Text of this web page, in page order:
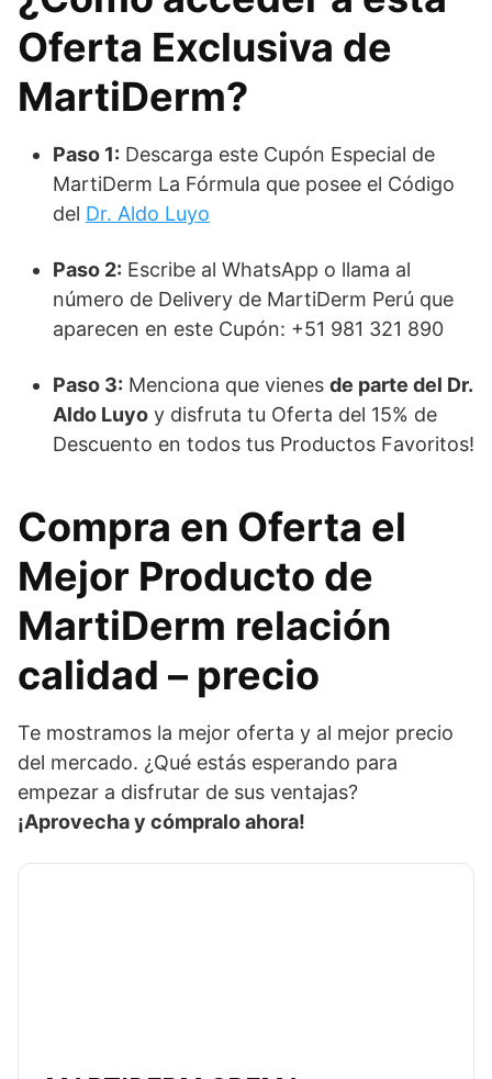
Oferta Exclusiva de
MartiDerm?
Paso 1: Descarga este Cupón Especial de
MartiDerm La Fórmula que posee el Código
del Dr. Aldo Luyo
Paso 2: Escribe al WhatsApp o llama al
número de Delivery de MartiDerm Perú que
aparecen en este Cupón: +51 981 321 890
Paso 3: Menciona que vienes de parte del Dr.
Aldo Luyo y disfruta tu Oferta del 15% de
Descuento en todos tus Productos Favoritos!
Compra en Oferta el
Mejor Producto de
MartiDerm relación
calidad – precio
Te mostramos la mejor oferta y al mejor precio
del mercado. ¿Qué estás esperando para
empezar a disfrutar de sus ventajas?
¡Aprovecha y cómpralo ahora!